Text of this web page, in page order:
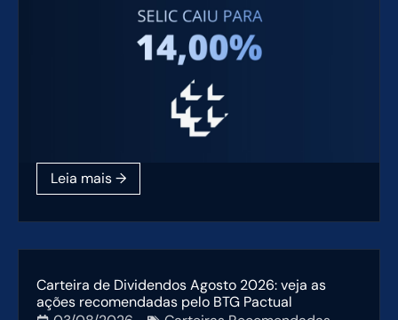
Carteira de Dividendos Agosto 2026: veja as
ações recomendadas pelo BTG Pactual